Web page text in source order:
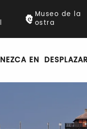
Museo de la
ostra
EN